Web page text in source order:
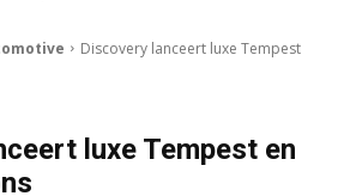
Discovery lanceert luxe Tempest
luxe Tempest en